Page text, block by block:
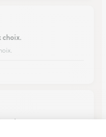
choix.
Livraison rapide